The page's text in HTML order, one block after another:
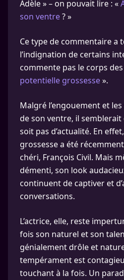
Adèle » – on pouvait lire : «
son ventre? »
Ce type de commentaire a
l’indignation de certains
commente pas le corps
potentielle grossesse».
Malgré l’engouement et
de son ventre, il
soit pas d’actualité. En
grossesse a été
chéri, François Civil. Mais
démenti, son look
continuent de captiver et
conversations.
L’actrice, elle, reste
fois son naturel et son
génialement drôle et
tempérament est
touchant à la fois. Un